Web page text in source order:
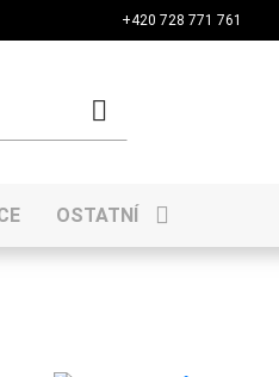
+420 728 771 761
OSTATNÍ